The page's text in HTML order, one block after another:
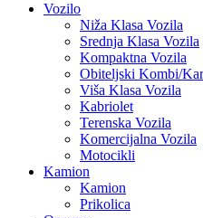
Vozilo
Niža Klasa Vozila
Srednja Klasa Vozila
Kompaktna Vozila
Obiteljski Kombi/
Viša Klasa Vozila
Kabriolet
Terenska Vozila
Komercijalna Vozila
Motocikli
Kamion
Kamion
Prikolica